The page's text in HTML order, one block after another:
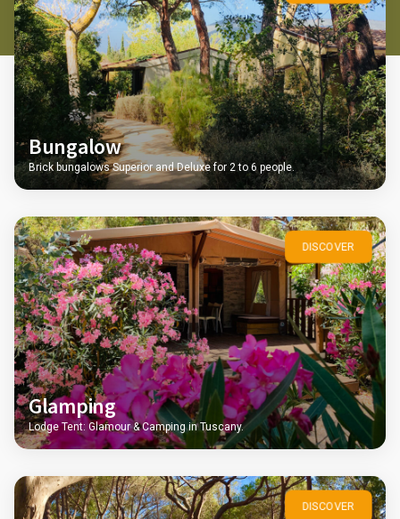
Bungalow
Brick bungalows Superior and Deluxe for 2 to 6 people.
DISCOVER
Glamping
Lodge Tent: Glamour & Camping in Tuscany.
DISCOVER